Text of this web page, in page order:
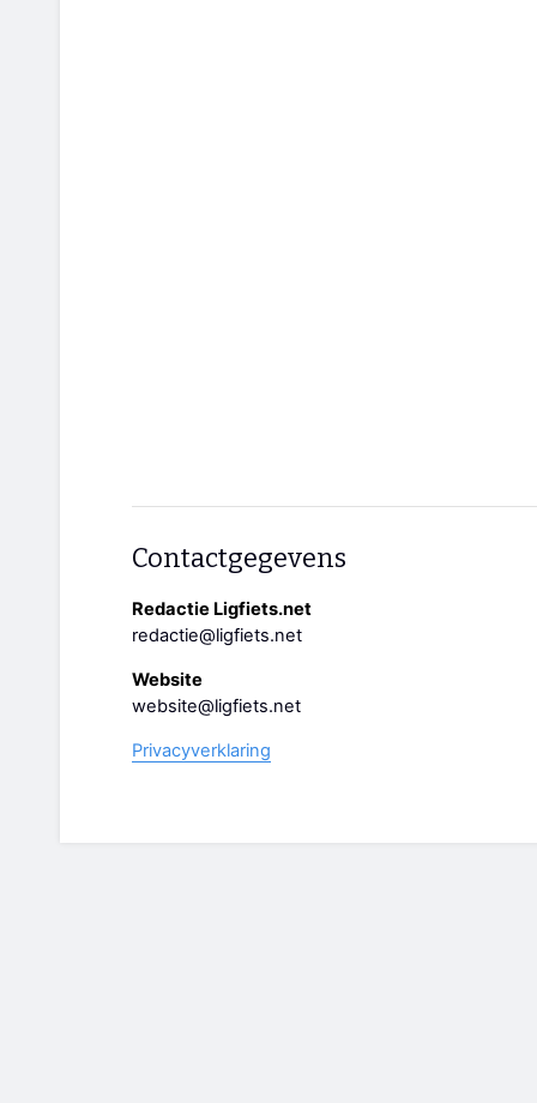
Contactgegevens
Redactie Ligfiets.net
redactie@ligfiets.net
Website
website@ligfiets.net
Privacyverklaring